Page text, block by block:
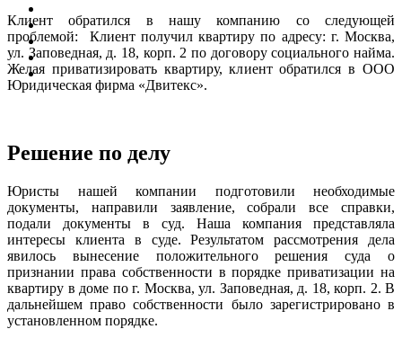
Клиент обратился в нашу компанию со следующей
проблемой: Клиент получил квартиру по адресу: г. Москва,
ул. Заповедная, д. 18, корп. 2 по договору социального найма.
Желая приватизировать квартиру, клиент обратился в ООО
Юридическая фирма «Двитекс».
Решение по делу
Юристы нашей компании подготовили необходимые
документы, направили заявление, собрали все справки,
подали документы в суд. Наша компания представляла
интересы клиента в суде. Результатом рассмотрения дела
явилось вынесение положительного решения суда о
признании права собственности в порядке приватизации на
квартиру в доме по г. Москва, ул. Заповедная, д. 18, корп. 2. В
дальнейшем право собственности было зарегистрировано в
установленном порядке.